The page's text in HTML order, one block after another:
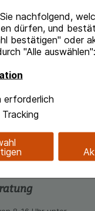
nachfolgend,
dürfen, und
bestätigen" oder
"Alle auswählen":
Hierbei
die
sind (z.B.
kann.
noch
für die
jetzt mit E-
Wählen Sie aus
iDeal,